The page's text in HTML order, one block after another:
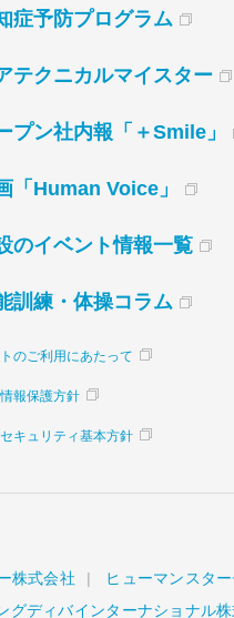
症予防プログラム
テクニカルマイスター
プン社内報「＋Smile」
「Human Voice」
のイベント情報一覧
訓練・体操コラム
のご利用にあたって
報保護方針
キュリティ基本方針
株式会社 ヒューマンスタ
グディバインターナショナル